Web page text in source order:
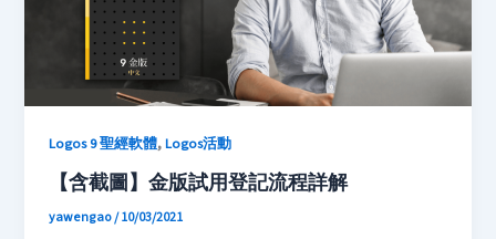
Logos 9 聖經軟體,Logos活動
【含截圖】金版試用登記流程詳解
yawengao/10/03/2021